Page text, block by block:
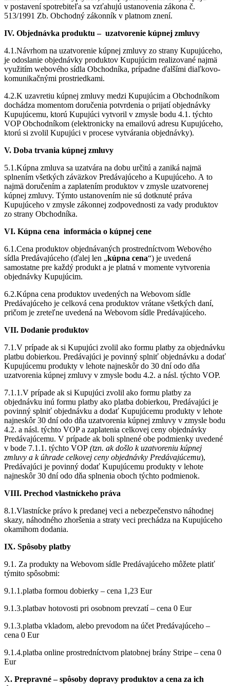
v postavení spotrebiteľa sa vzťahujú ustanovenia zákona č.
513/1991 Zb. Obchodný zákonník v platnom znení.
IV. Objednávka produktu – uzatvorenie kúpnej zmluvy
4.1.Návrhom na uzatvorenie kúpnej zmluvy zo strany Kupujúceho,
je odoslanie objednávky produktov Kupujúcim realizované najmä
využitím webového sídla Obchodníka, prípadne ďalšími diaľkovo-
komunikačnými prostriedkami.
4.2.K uzavretiu kúpnej zmluvy medzi Kupujúcim a Obchodníkom
dochádza momentom doručenia potvrdenia o prijatí objednávky
Kupujúcemu, ktorú Kupujúci vytvoril v zmysle bodu 4.1. týchto
VOP Obchodníkom (elektronicky na emailovú adresu Kupujúceho,
ktorú si zvolil Kupujúci v procese vytvárania objednávky).
V. Doba trvania kúpnej zmluvy
5.1.Kúpna zmluva sa uzatvára na dobu určitú a zaniká najmä
splnením všetkých záväzkov Predávajúceho a Kupujúceho. A to
najmä doručením a zaplatením produktov v zmysle uzatvorenej
kúpnej zmluvy. Týmto ustanovením nie sú dotknuté práva
Kupujúceho v zmysle zákonnej zodpovednosti za vady produktov
zo strany Obchodníka.
VI. Kúpna cena informácia o kúpnej cene
6.1.Cena produktov objednávaných prostredníctvom Webového
sídla Predávajúceho (ďalej len „kúpna cena“) je uvedená
samostatne pre každý produkt a je platná v momente vytvorenia
objednávky Kupujúcim.
6.2.Kúpna cena produktov uvedených na Webovom sídle
Predávajúceho je celková cena produktov vrátane všetkých daní,
pričom je zreteľne uvedená na Webovom sídle Predávajúceho.
VII. Dodanie produktov
7.1.V prípade ak si Kupujúci zvolil ako formu platby za objednávku
platbu dobierkou. Predávajúci je povinný splniť objednávku a dodať
Kupujúcemu produkty v lehote najneskôr do 30 dní odo dňa
uzatvorenia kúpnej zmluvy v zmysle bodu 4.2. a násl. týchto VOP.
7.1.1.V prípade ak si Kupujúci zvolil ako formu platby za
objednávku inú formu platby ako platba dobierkou, Predávajúci je
povinný splniť objednávku a dodať Kupujúcemu produkty v lehote
najneskôr 30 dní odo dňa uzatvorenia kúpnej zmluvy v zmysle bodu
4.2. a násl. týchto VOP a zaplatenia celkovej ceny objednávky
Predávajúcemu. V prípade ak boli splnené obe podmienky uvedené
v bode 7.1.1. týchto VOP (tzn. ak došlo k uzatvoreniu kúpnej
zmluvy a k úhrade celkovej ceny objednávky Predávajúcemu),
Predávajúci je povinný dodať Kupujúcemu produkty v lehote
najneskôr 30 dní odo dňa splnenia oboch týchto podmienok.
VIII. Prechod vlastníckeho práva
8.1.Vlastnícke právo k predanej veci a nebezpečenstvo náhodnej
skazy, náhodného zhoršenia a straty veci prechádza na Kupujúceho
okamihom dodania.
IX. Spôsoby platby
9.1. Za produkty na Webovom sídle Predávajúceho môžete platiť
týmito spôsobmi:
9.1.1.platba formou dobierky – cena 1,23 Eur
9.1.3.platbav hotovosti pri osobnom prevzatí – cena 0 Eur
9.1.3.platba vkladom, alebo prevodom na účet Predávajúceho –
cena 0 Eur
9.1.4.platba online prostredníctvom platobnej brány Stripe – cena 0
Eur
X. Prepravné – spôsoby dopravy produktov a cena za ich